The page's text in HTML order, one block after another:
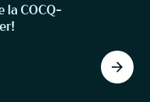
la COCQ-